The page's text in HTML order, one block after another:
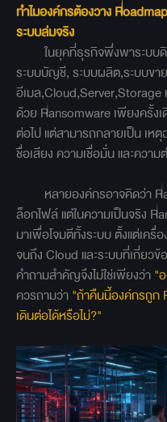
ทำไมองค์กรต้องวาง
ระบบล่มจริง
ในยุคที่ธุรกิจพึ่งพาระบบดิจิ
ระบบบัญชี, ระบบผลิต,ระบบขา
อีเมล
ด้วย Ransomware เพียงครั้ง
ต่อไป แต่สามารถกลายเป็น เห
ชื่อเสียง ความเชื่อมั่น และควา
หลายองค์กรอาจคิดว่า
ล็อกไฟล์ แต่ในความเป็นจริง
มาเพื่อโจมตีทั้งระบบ ตั้งแต่เค
จนถึง Cloud และระบบที่เกี่ยว
คำถามสำคัญจึงไม่ใช่เพียงว่า "
ควรถามว่า "ถ้าคืนนี้องค์กรถูก
เดินต่อได้หรือไม่?"